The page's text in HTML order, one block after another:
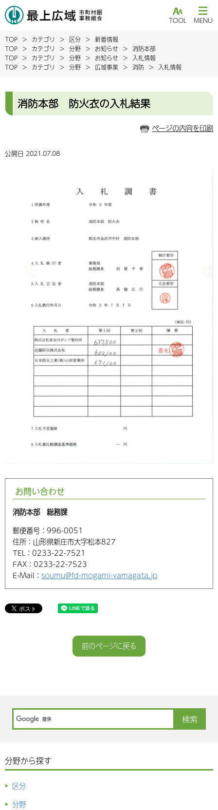
TOOL MENU
TOP カテゴリ 区分
新着情報
TOP
カテゴリ 分野 お知らせ
消防本部
TOP
カテゴリ 分野 お知らせ
入札情報
TOP
カテゴリ 分野 広域事業 消防 入札情報
消防本部 防火衣の入札結果
ページの内容を印刷
公開日 2021.07.08
お問い合わせ
消防本部 総務課
郵便番号： 996-0051
住所： 山形県新庄市大字松本827
TEL： 0233-22-7521
FAX： 0233-22-7523
E-Mail： soumu@fd-mogami-yamagata.jp
前のページに戻る
分野から探す
区分
分野